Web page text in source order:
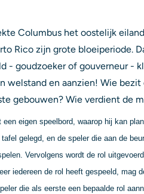
Columbus het oostelijk
Rico zijn grote bloeiperiode.
- goudzoeker of gouverneur -
welstand en aanzien! Wie
gebouwen? Wie verdient de
een eigen speelbord, waarop hij kan
tafel gelegd, en de speler die aan de
Vervolgens wordt de rol
iedereen de rol heeft gespeeld, mag
die als eerste een bepaalde rol